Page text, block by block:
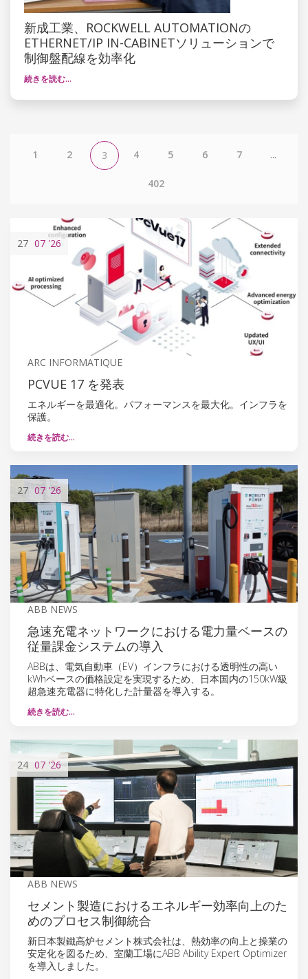
新成工業、ROCKWELL AUTOMATIONの
ETHERNET/IP IN-CABINETソリューションで
制御盤配線を効率化
続きを読む…
1 2 3 4 5 6 7 ...
402
27 07 '26
ARC INFORMATIQUE
PCVUE 17 を発表
エネルギーを最適化。パフォーマンスを最大化。インフラを
保護。
続きを読む…
27 07 '26
ABB NEWS
急速充電ネットワークにおける電力量ベースの
従量課金システムの導入
ABBは、電気自動車（EV）インフラにおける透明性の高い
kWhベースの価格設定を実現するため、日本国内の150kW級
超急速充電器に特化した計量器を導入する。
続きを読む…
24 07 '26
ABB NEWS
セメント製造におけるエネルギー効率向上のた
めのプロセス制御統合
新日本製鐵高炉セメント株式会社は、熱効率の向上と操業の
安定化を図るため、室蘭工場にABB Ability Expert Optimizer
を導入しました。